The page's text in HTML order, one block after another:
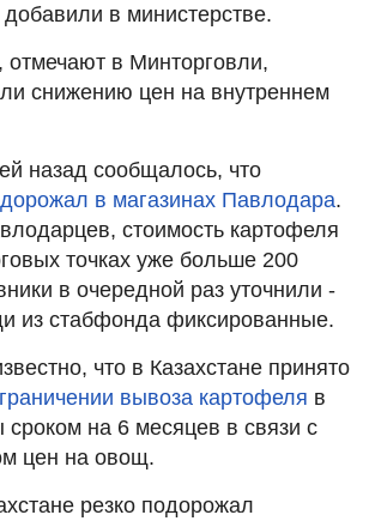
добавили в министерстве.
отмечают в Минторговли,
снижению цен на внутреннем
назад сообщалось, что
в магазинах Павлодара.
стоимость картофеля
точках уже больше 200
в очередной раз уточнили -
из стабфонда фиксированные.
что в Казахстане принято
вывоза картофеля в
сроком на 6 месяцев в связи с
цен на овощ.
резко подорожал